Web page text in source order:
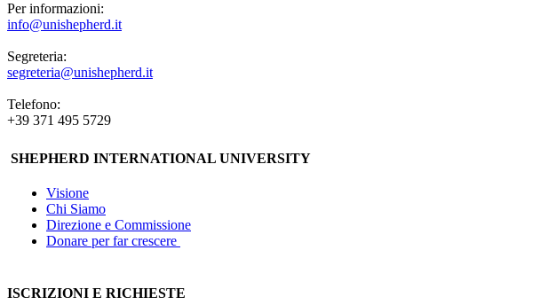
Per informazioni:
info@unishepherd.it
Segreteria:
segreteria@unishepherd.it
Telefono:
+39 371 495 5729
SHEPHERD INTERNATIONAL UNIVERSITY
Visione
Chi Siamo
Direzione e Commissione
Donare per far crescere
ISCRIZIONI E RICHIESTE